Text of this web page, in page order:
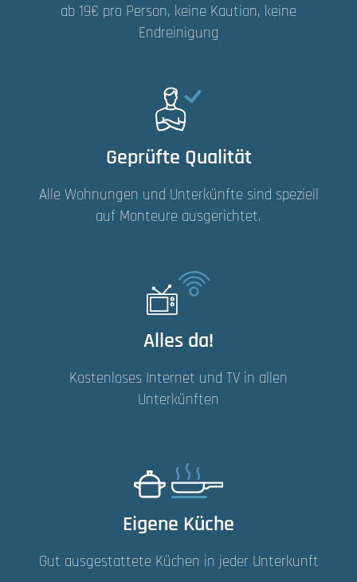
ab 19€ pro Person, keine Kaution, keine
Endreinigung
Geprüfte Qualität
Alle Wohnungen und Unterkünfte sind speziell
auf Monteure ausgerichtet.
Alles da!
Kostenloses Internet und TV in allen
Unterkünften
Eigene Küche
Gut ausgestattete Küchen in jeder Unterkunft